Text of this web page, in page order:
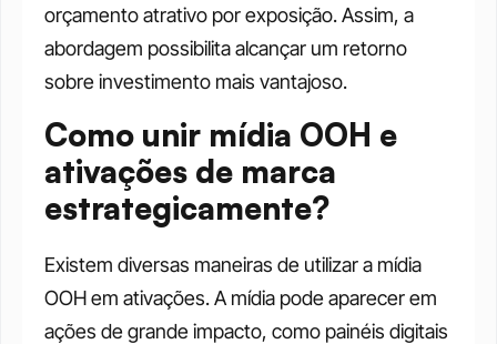
orçamento atrativo por exposição. Assim, a
abordagem possibilita alcançar um retorno
sobre investimento mais vantajoso.
Como unir mídia OOH e
ativações de marca
estrategicamente?
Existem diversas maneiras de utilizar a mídia
OOH em ativações. A mídia pode aparecer em
ações de grande impacto, como painéis digitais